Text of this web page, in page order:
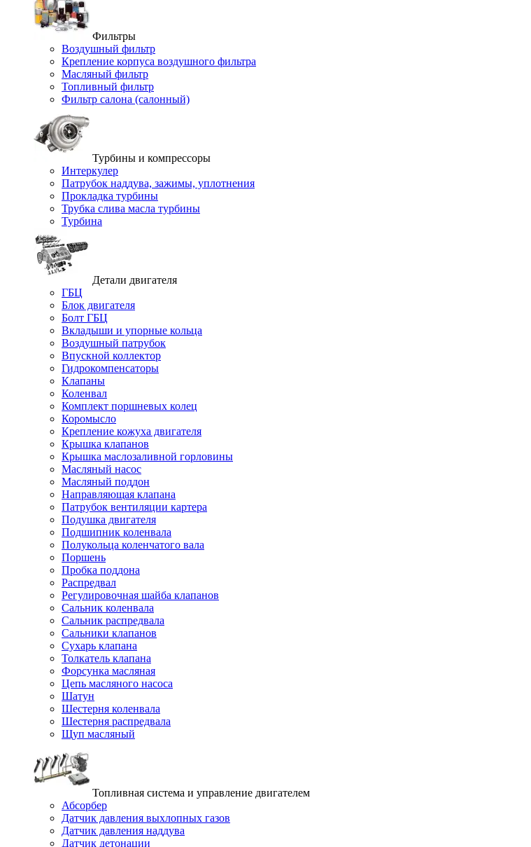
Фильтры
Воздушный фильтр
Крепление корпуса воздушного фильтра
Масляный фильтр
Топливный фильтр
Фильтр салона (салонный)
Турбины и компрессоры
Интеркулер
Патрубок наддува, зажимы, уплотнения
Прокладка турбины
Трубка слива масла турбины
Турбина
Детали двигателя
ГБЦ
Блок двигателя
Болт ГБЦ
Вкладыши и упорные кольца
Воздушный патрубок
Впускной коллектор
Гидрокомпенсаторы
Клапаны
Коленвал
Комплект поршневых колец
Коромысло
Крепление кожуха двигателя
Крышка клапанов
Крышка маслозаливной горловины
Масляный насос
Масляный поддон
Направляющая клапана
Патрубок вентиляции картера
Подушка двигателя
Подшипник коленвала
Полукольца коленчатого вала
Поршень
Пробка поддона
Распредвал
Регулировочная шайба клапанов
Сальник коленвала
Сальник распредвала
Сальники клапанов
Сухарь клапана
Толкатель клапана
Форсунка масляная
Цепь масляного насоса
Шатун
Шестерня коленвала
Шестерня распредвала
Щуп масляный
Топливная система и управление двигателем
Абсорбер
Датчик давления выхлопных газов
Датчик давления наддува
Датчик детонации